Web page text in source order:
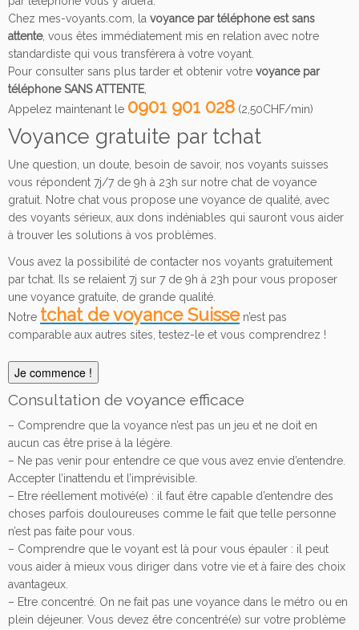
Chez mes-voyants.com, la voyance par téléphone est sans
attente, vous êtes immédiatement mis en relation avec notre
standardiste qui vous transférera à votre voyant.
Pour consulter sans plus tarder et obtenir votre voyance par
téléphone SANS ATTENTE
Appelez maintenant le 0901 901 028 (2,50CHF/min)
Voyance gratuite par tchat
Une question, un doute, besoin de savoir, nos voyants suisses
vous répondent 7j/7 de 9h à 23h sur notre chat de voyance
gratuit. Notre chat vous propose une voyance de qualité, avec
des voyants sérieux, aux dons indéniables qui sauront vous aider
à trouver les solutions à vos problèmes.
Vous avez la possibilité de contacter nos voyants gratuitement
par tchat. Ils se relaient 7j sur 7 de 9h à 23h pour vous proposer
une voyance gratuite, de grande qualité.
Notre tchat de voyance Suissen’est pas
comparable aux autres sites, testez-le et vous comprendrez !
Je commence !
Consultation de voyance efficace
– Comprendre que la voyance n’est pas un jeu et ne doit en
aucun cas être prise à la légère.
– Ne pas venir pour entendre ce que vous avez envie d’entendre.
Accepter l’inattendu et l’imprévisible.
– Etre réellement motivé(e) : il faut être capable d’entendre des
choses parfois douloureuses comme le fait que telle personne
n’est pas faite pour vous.
– Comprendre que le voyant est là pour vous épauler : il peut
vous aider à mieux vous diriger dans votre vie et à faire des choix
avantageux.
– Etre concentré. On ne fait pas une voyance dans le métro ou en
plein déjeuner. Vous devez être concentré(e) sur votre problème